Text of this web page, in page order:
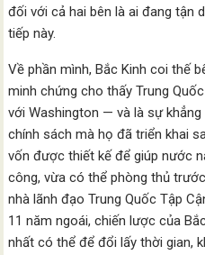
đối với cả hai bên là ai đang tận
tiếp này.
Về phần mình, Bắc Kinh coi thế
minh chứng cho thấy Trung
với Washington — và là sự
chính sách mà họ đã triển khai
vốn được thiết kế để giúp nước
công, vừa có thể phòng thủ
nhà lãnh đạo Trung Quốc Tập
11 năm ngoái, chiến lược của
nhất có thể để đổi lấy thời gian,